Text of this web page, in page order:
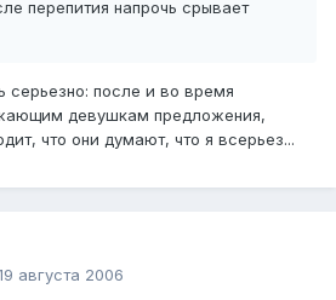
перепития напрочь срывает
серьезно: после и во время
девушкам предложения,
что они думают, что я всерьез...
августа 2006